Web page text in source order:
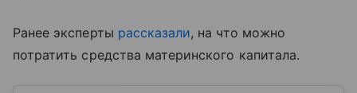
Ранее эксперты рассказали, на что можно
потратить средства материнского капитала.